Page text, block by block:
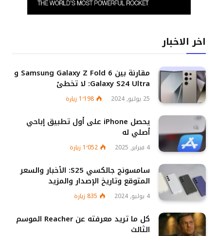
اخر الاخبار
مقارنة بين Samsung Galaxy Z Fold 6 و
Galaxy S24 Ultra: لا تخطئ
25 يوليو, 2024 1٬198 زيارة
يحصل iPhone على أول تطبيق إباحي
أصلي له
4 فبراير, 2025 1٬052 زيارة
سامسونج جالكسي S25: الأخبار والسعر
المتوقع وتاريخ الإصدار والمزيد
4 يوليو, 2024 835 زيارة
كل ما تريد معرفته عن Reacher الموسم
الثالث